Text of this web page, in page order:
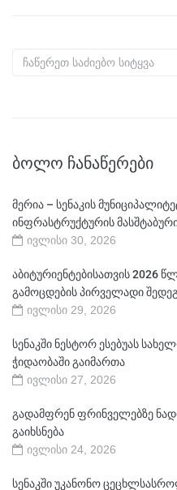
ᲑᲝᲚᲝ ᲩᲐᲜᲐᲬᲔᲠᲔᲑᲘ
მერია – სენაკის
ინფრასტრუქტურის
ივლისი 30, 2026
აბიტურიენტებისათვის 2026
გამოცდების პირველადი
ივლისი 29, 2026
სენაკში ნესტორ ესებუას
ჭიდაობაში გაიმართა
ივლისი 27, 2026
გადამფრენ ფრინველებზე
გაიხსნება
ივლისი 24, 2026
სენაკში უკანონო